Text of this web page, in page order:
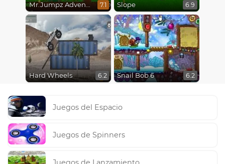
Mr.Jumpz Adventureland 7.1 Slope 6.9
Hard Wheels 6.2 Snail Bob 6 6.2
Juegos del Espacio
Juegos de Spinners